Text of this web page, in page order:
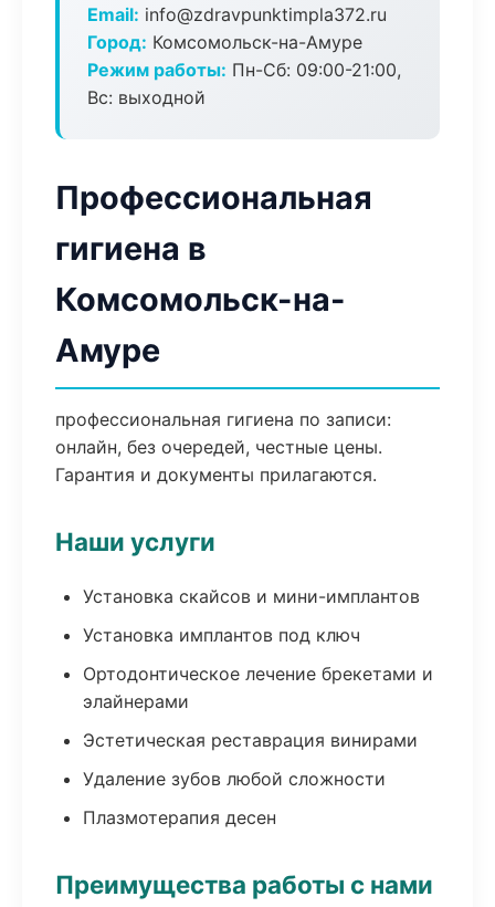
Email: info@zdravpunktimpla372.ru
Город: Комсомольск-на-Амуре
Режим работы: Пн-Сб: 09:00-21:00,
Вс: выходной
Профессиональная
гигиена в
Комсомольск-на-
Амуре
профессиональная гигиена по записи:
онлайн, без очередей, честные цены.
Гарантия и документы прилагаются.
Наши услуги
Установка скайсов и мини-имплантов
Установка имплантов под ключ
Ортодонтическое лечение брекетами и
элайнерами
Эстетическая реставрация винирами
Удаление зубов любой сложности
Плазмотерапия десен
Преимущества работы с нами